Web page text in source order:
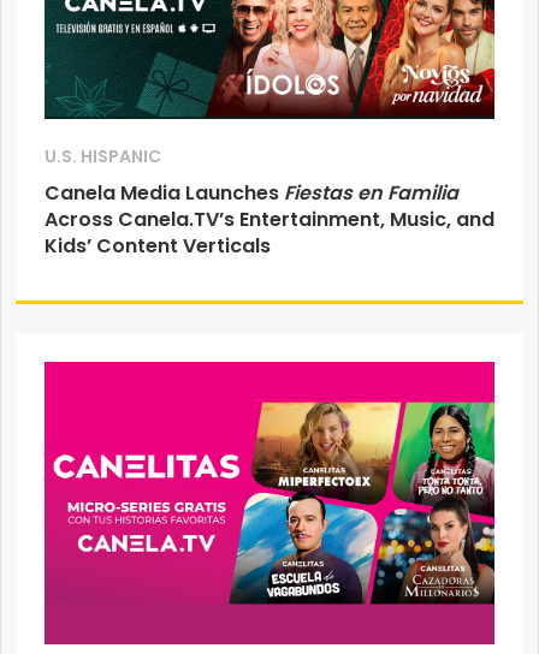
U.S. HISPANIC
Canela Media Launches Fiestas en Familia
Across Canela.TV’s Entertainment, Music, and
Kids’ Content Verticals